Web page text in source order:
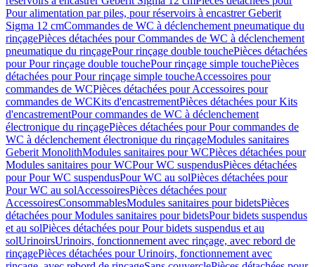
Pour alimentation par piles, pour réservoirs à encastrer Geberit
Sigma 12 cmCommandes de WC à déclenchement pneumatique du
rinçagePièces détachées pour Commandes de WC à déclenchement
pneumatique du rinçagePour rinçage double touchePièces détachées
pour Pour rinçage double touchePour rinçage simple touchePièces
détachées pour Pour rinçage simple toucheAccessoires pour
commandes de WCPièces détachées pour Accessoires pour
commandes de WCKits d'encastrementPièces détachées pour Kits
d'encastrementPour commandes de WC à déclenchement
électronique du rinçagePièces détachées pour Pour commandes de
WC à déclenchement électronique du rinçageModules sanitaires
Geberit MonolithModules sanitaires pour WCPièces détachées pour
Modules sanitaires pour WCPour WC suspendusPièces détachées
pour Pour WC suspendusPour WC au solPièces détachées pour
Pour WC au solAccessoiresPièces détachées pour
AccessoiresConsommablesModules sanitaires pour bidetsPièces
détachées pour Modules sanitaires pour bidetsPour bidets suspendus
et au solPièces détachées pour Pour bidets suspendus et au
solUrinoirsUrinoirs, fonctionnement avec rinçage, avec rebord de
rinçagePièces détachées pour Urinoirs, fonctionnement avec